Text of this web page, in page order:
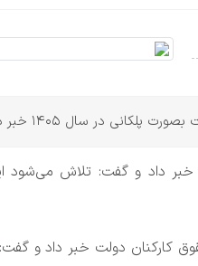
در سال 1405 خبر داد.
و استخدامی از نهایی شدن افزایش پلکانی حقوق کارمندان دولت بین
کارکنان دولت خبر داد و گفت: